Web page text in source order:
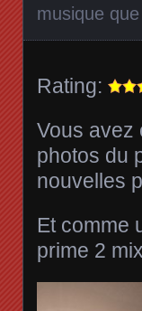
musique
Rating:
Vous avez
photos du
nouvelles
Et comme
prime 2 mix